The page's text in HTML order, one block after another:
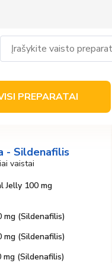
PREPARATAI
- Sildenafilis
vaistai
Jelly 100 mg
mg (Sildenafilis)
mg (Sildenafilis)
mg (Sildenafilis)